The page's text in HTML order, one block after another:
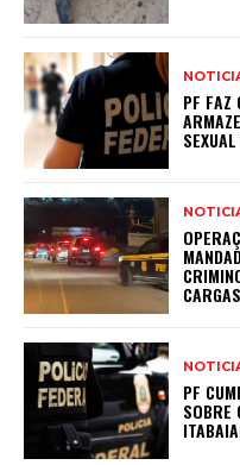
PF FAZ
PF
SOBRE